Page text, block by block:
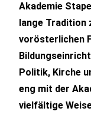
Akademie
lange Tradition
vorösterlichen
Politik, Kirche
eng mit der
vielfältige